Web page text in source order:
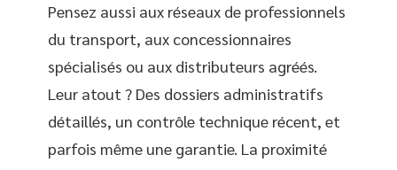
Pensez aussi aux réseaux de professionnels
du transport, aux concessionnaires
spécialisés ou aux distributeurs agréés.
Leur atout ? Des dossiers administratifs
détaillés, un contrôle technique récent, et
parfois même une garantie. La proximité